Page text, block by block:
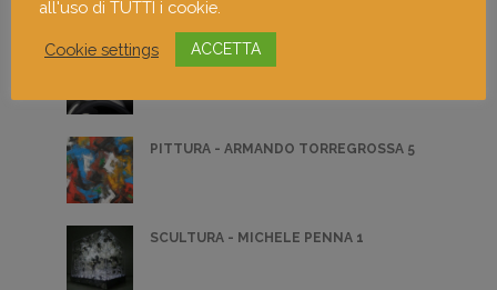
PITTURA - ALFONDO NAPPO 2
PITTURA - ARMANDO TORREGROSSA 5
SCULTURA - MICHELE PENNA 1
all'uso di TUTTI i cookie.
Cookie settings ACCETTA